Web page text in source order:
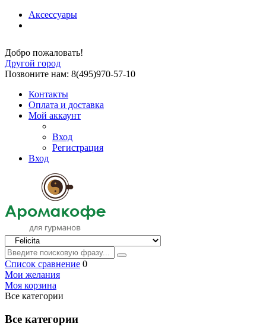
Аксессуары
Добро пожаловать!
Другой город
Позвоните нам: 8(495)970-57-10
Контакты
Оплата и доставка
Мой аккаунт
Вход
Регистрация
Вход
Список сравнение 0
Мои желания
Моя корзина
Все категории
Все категории